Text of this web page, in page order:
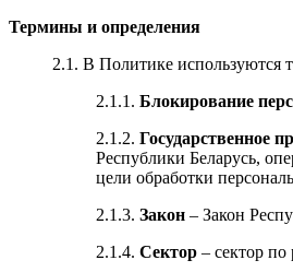
Термины и определения
2.1. В Политике используются
2.1.1. Блокирование
2.1.2. Государственное
Республики Беларусь,
цели обработки
2.1.3. Закон – Закон
2.1.4. Сектор – сектор по